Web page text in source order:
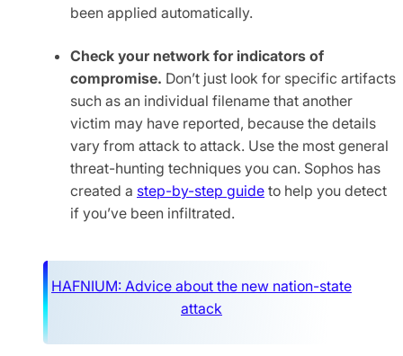
been applied automatically.
Check your network for indicators of
compromise. Don’t just look for specific artifacts
such as an individual filename that another
victim may have reported, because the details
vary from attack to attack. Use the most general
threat-hunting techniques you can. Sophos has
created a step-by-step guide to help you detect
if you’ve been infiltrated.
HAFNIUM: Advice about the new nation-state
attack